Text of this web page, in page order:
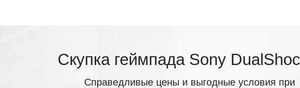
Скупка геймпада Sony
Справедливые цены и выгодные условия при